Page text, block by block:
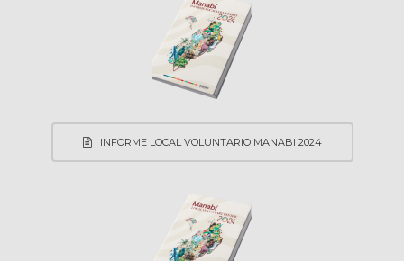
INFORME LOCAL VOLUNTARIO MANABI 2024